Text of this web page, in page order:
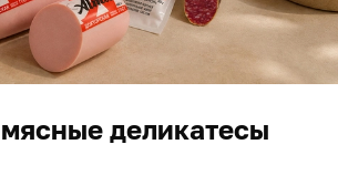
мясные деликатесы